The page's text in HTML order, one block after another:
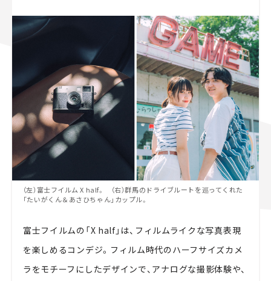
（左）富士フイルム X half。 （右）群馬のドライブルートを巡ってくれた
「たいがくん＆あさひちゃん」カップル。
富士フイルムの「X half」は、フィルムライクな写真表現
を楽しめるコンデジ。フィルム時代のハーフサイズカメ
ラをモチーフにしたデザインで、アナログな撮影体験や、